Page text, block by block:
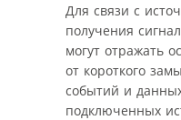
Для связи с
получения
могут отражать
от короткого
событий и
подключенных